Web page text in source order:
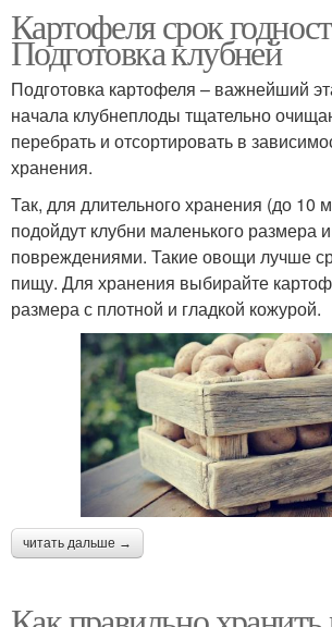
Картофеля срок
Подготовка клубней
Подготовка картофеля – важнейший
начала клубнеплоды тщательно
перебрать и отсортировать в
хранения.
Так, для длительного хранения (до 10
подойдут клубни маленького размера
повреждениями. Такие овощи лучше
пищу. Для хранения выбирайте
размера с плотной и гладкой кожурой.
читать дальше →